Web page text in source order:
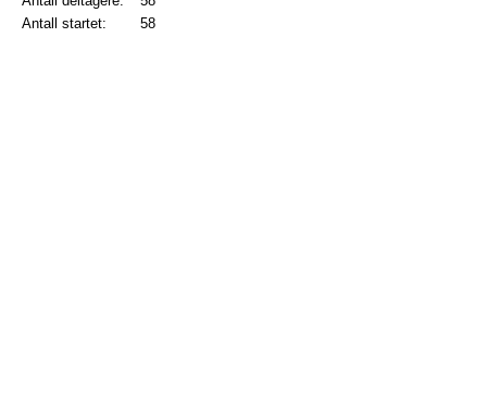
Antall startet:
58